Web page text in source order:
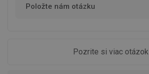
Položte nám otázku
Pozrite si viac otázok